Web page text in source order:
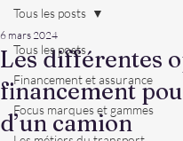
Tous les posts
Financement et assurance
Focus marques et gammes
Tous les posts
Les différentes
financement
d’un camion
6 mars 2024